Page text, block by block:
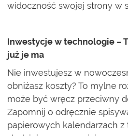
widoczność swojej strony w
Inwestycje w technologie –
już je ma
Nie inwestujesz w
obniżasz koszty? To mylne
może być wręcz przeciwny
Zapomnij o odręcznie
papierowych kalendarzach z